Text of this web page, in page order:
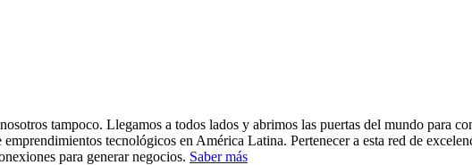
tampoco. Llegamos a todos lados y abrimos las puertas del mundo para
emprendimientos tecnológicos en América Latina. Pertenecer a esta red de
para generar negocios. Saber más